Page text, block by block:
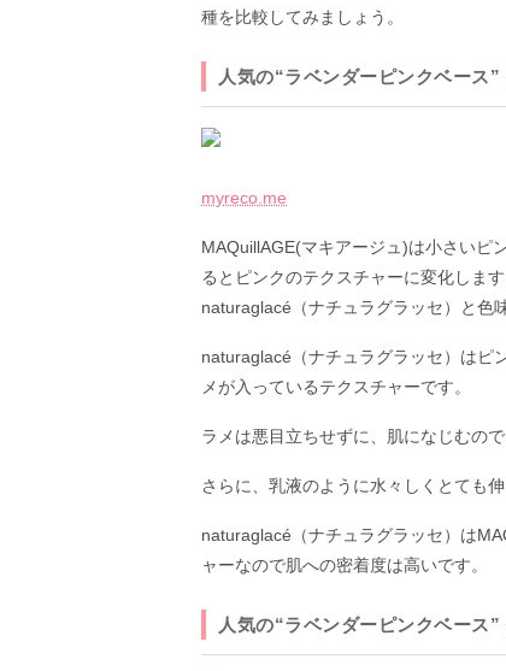
種を比較してみましょう。
人気の“ラベンダーピンクベース”
myreco.me
MAQuillAGE(マキアージュ)は小さいピ
るとピンクのテクスチャーに変化しま
naturaglacé（ナチュラグラッセ）と色
naturaglacé（ナチュラグラッセ）はピ
メが入っているテクスチャーです。
ラメは悪目立ちせずに、肌になじむので
さらに、乳液のように水々しくとても
naturaglacé（ナチュラグラッセ）は
ャーなので肌への密着度は高いです。
人気の“ラベンダーピンクベース”